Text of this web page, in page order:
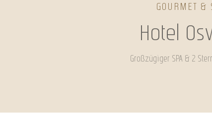
GOURMET &
Hotel
Großzügiger SPA & 2